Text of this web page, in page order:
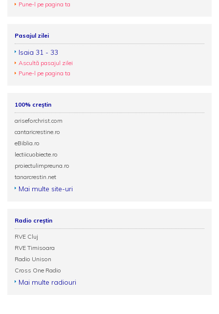
Pune-l pe pagina ta
Pasajul zilei
Isaia 31 - 33
Ascultă pasajul zilei
Pune-l pe pagina ta
100% creștin
ariseforchrist.com
cantaricrestine.ro
eBiblia.ro
lectiicuobiecte.ro
proiectulimpreuna.ro
tanarcrestin.net
Mai multe site-uri
Radio creștin
RVE Cluj
RVE Timisoara
Radio Unison
Cross One Radio
Mai multe radiouri